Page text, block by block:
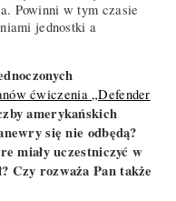
Powinni w tym czasie
jednostki a
ćwiczenia „Defender
amerykańskich
się nie odbędą?
miały uczestniczyć w
Czy rozważa Pan także